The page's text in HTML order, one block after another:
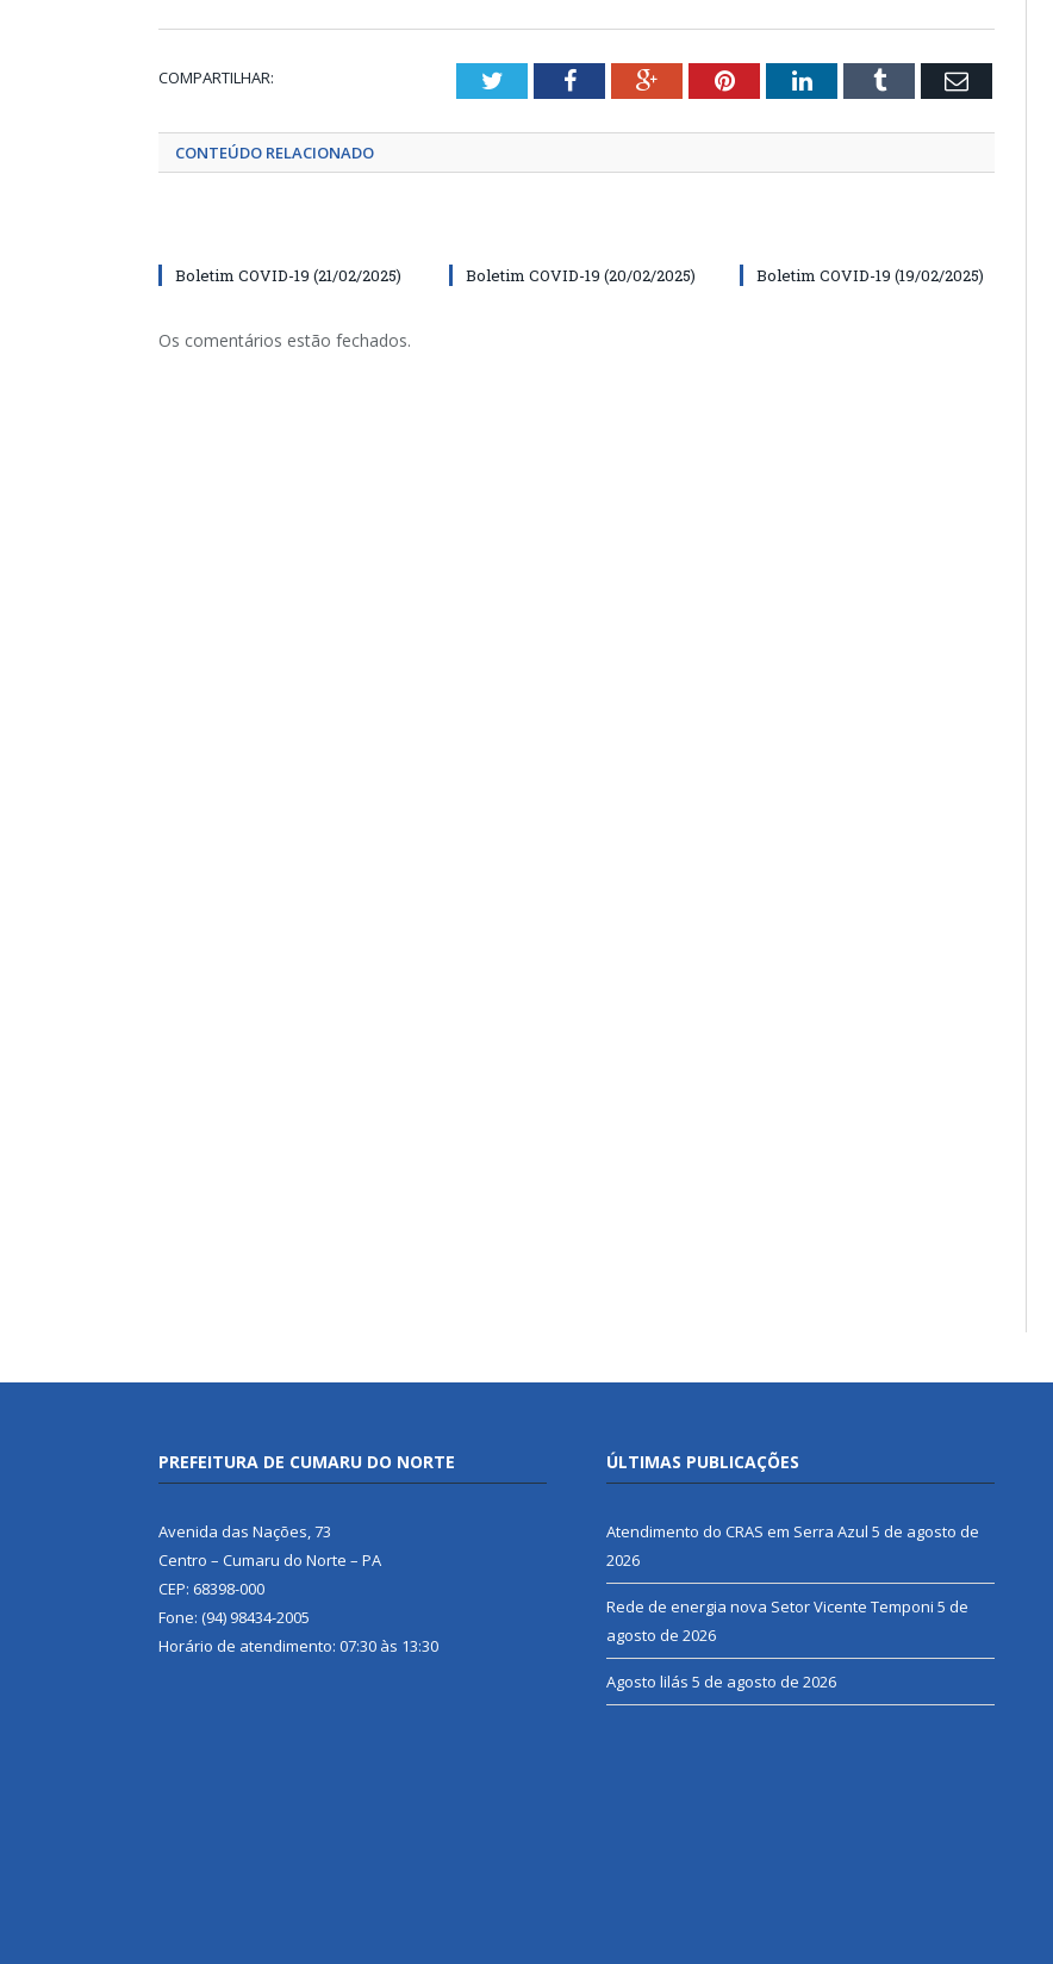
COMPARTILHAR: TwitterFacebookGoogle+PinterestLinkedInTumblr Email
CONTEÚDO RELACIONADO
Boletim COVID-19 (21/02/2025) Boletim COVID-19 (20/02/2025) Boletim COVID-19 (19/02/2025)
Os comentários estão fechados.
PREFEITURA DE CUMARU DO NORTE
Avenida das Nações, 73
Centro – Cumaru do Norte – PA
CEP: 68398-000
Fone: (94) 98434-2005
Horário de atendimento: 07:30 às 13:30
ÚLTIMAS PUBLICAÇÕES
Atendimento do CRAS em Serra Azul 5 de agosto de
2026
Rede de energia nova Setor Vicente Temponi 5 de
agosto de 2026
Agosto lilás 5 de agosto de 2026